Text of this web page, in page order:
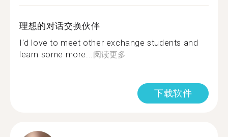
理想的对话交换伙伴
I'd love to meet other exchange students and
learn some more... 阅读更多
下载软件